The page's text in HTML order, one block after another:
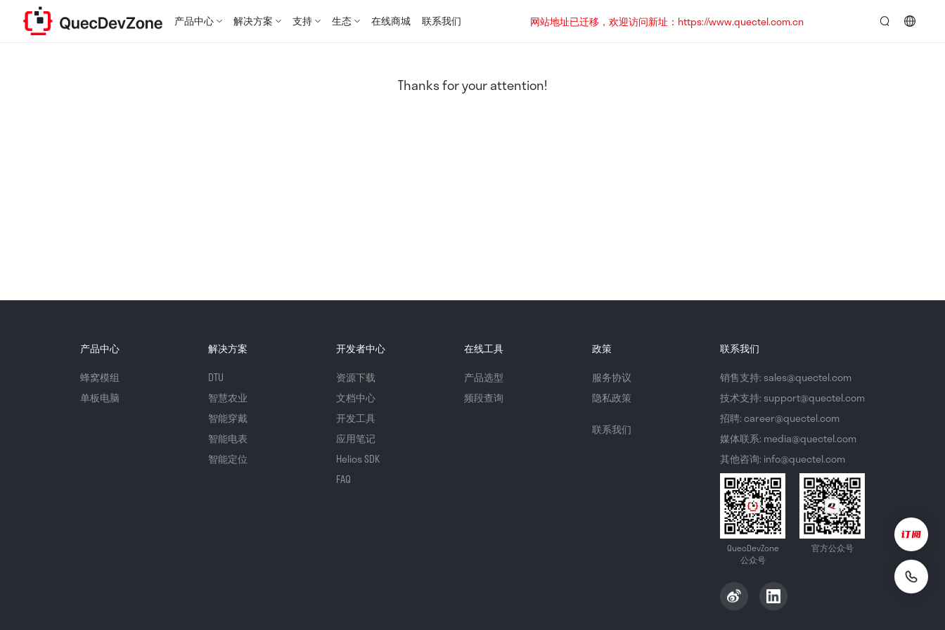
产品中心 解决方案 支持 生态 在线商城 联系我们
网站地址已迁移，欢迎访问新址：https://www.quectel.com.cn
Thanks for your attention!
产品中心
蜂窝模组
单板电脑
解决方案
DTU
智慧农业
智能穿戴
智能电表
智能定位
开发者中心
资源下载
文档中心
开发工具
应用笔记
Helios SDK
FAQ
在线工具
产品选型
频段查询
政策
服务协议
隐私政策
联系我们
联系我们
销售支持: sales@quectel.com
技术支持: support@quectel.com
招聘: career@quectel.com
媒体联系: media@quectel.com
其他咨询: info@quectel.com
QuecDevZone
公众号
官方公众号